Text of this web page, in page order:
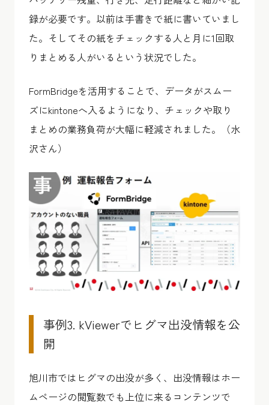
録が必要です。以前は手書きで紙に書いていまし
た。そしてその紙をチェックする人と月に1回取
りまとめる人がいるという状況でした。
FormBridgeを活用することで、データがスムー
ズにkintoneへ入るようになり、チェックや取り
まとめの業務負荷が大幅に軽減されました。（水
沢さん）
事例3. kViewerでヒグマ出没情報を公
開
旭川市ではヒグマの出没が多く、出没情報はホー
ムページの閲覧数でも上位に来るコンテンツで